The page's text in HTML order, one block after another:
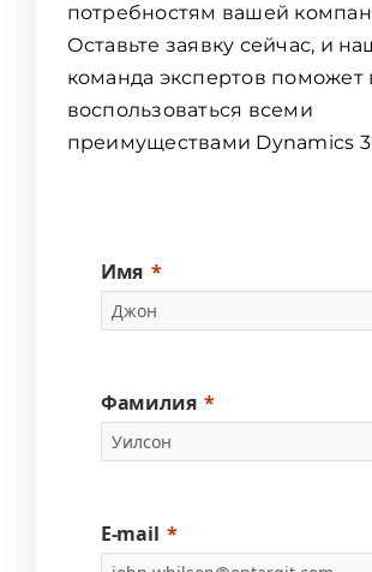
потребностям вашей
Оставьте заявку сейчас, и
команда экспертов поможет
воспользоваться всеми
преимуществами Dynamics
Имя
Фамилия
E-mail